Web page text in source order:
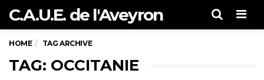
C.A.U.E. de l'Aveyron
HOME TAG ARCHIVE
TAG: OCCITANIE